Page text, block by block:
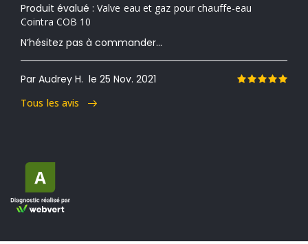
Produit évalué : Valve eau et gaz pour chauffe-eau
Cointra COB 10
N’hésitez pas à commander...
Par Audrey H. le 25 Nov. 2021
Tous les avis